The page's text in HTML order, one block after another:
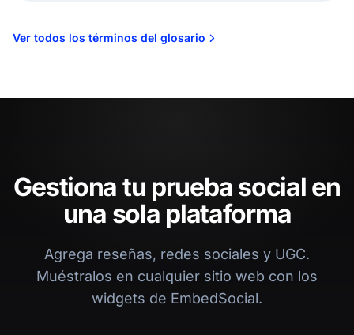
Ver todos los términos del glosario
Gestiona tu prueba social en
una sola plataforma
Agrega reseñas, redes sociales y UGC.
Muéstralos en cualquier sitio web con los
widgets de EmbedSocial.